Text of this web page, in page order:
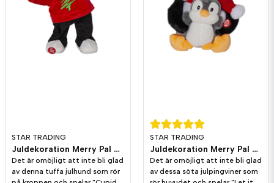
STAR TRADING
Juldekoration Merry Pal Hund Melodi/Rörelse
Det är omöjligt att inte bli glad
av denna tuffa julhund som rör
STAR TRADING
Juldekoration Merry Pal Pingvin Melodi/Rörelse
Det är omöjligt att inte bli glad
av dessa söta julpingviner som